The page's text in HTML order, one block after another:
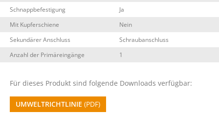
Schnappbefestigung
Ja
Mit Kupferschiene
Nein
Sekundärer Anschluss
Schraubanschluss
Anzahl der Primäreingänge
1
Für dieses Produkt sind folgende Downloads verfügbar:
UMWELTRICHTLINIE (PDF)